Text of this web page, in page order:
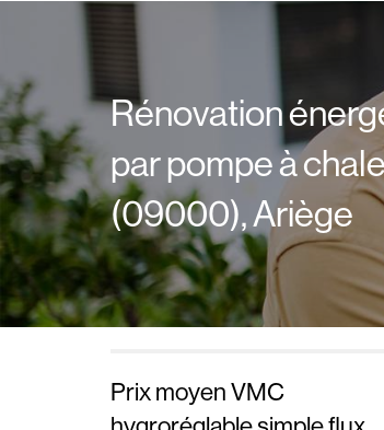
Rénovation
par pompe à
(09000), Ariège
Prix moyen VMC